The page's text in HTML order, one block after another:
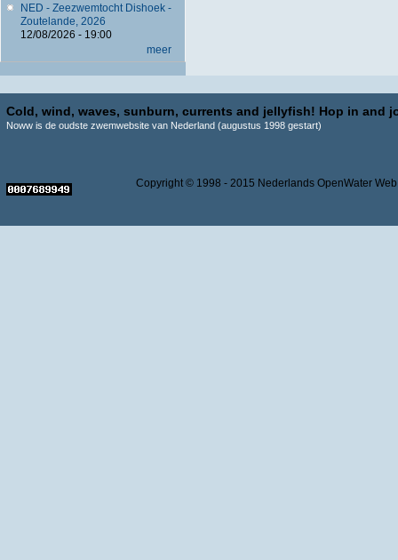
NED - Zeezwemtocht Dishoek -
Zoutelande, 2026
12/08/2026 - 19:00
meer
Cold, wind, waves, sunburn, currents and jellyfish! Hop in and
Noww is de oudste zwemwebsite van Nederland (augustus 1998 gestart)
Copyright © 1998 - 2015 Nederlands OpenWater